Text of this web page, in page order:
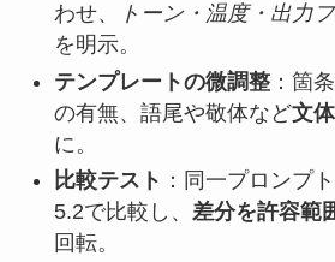
わせ、
トーン・温度・出力
を明示。
テンプレートの微調整：箇
の有無、語尾や敬体など文
に。
比較テスト ：同一プロンプ
5.2で比較し、 差分を許容範
回転。